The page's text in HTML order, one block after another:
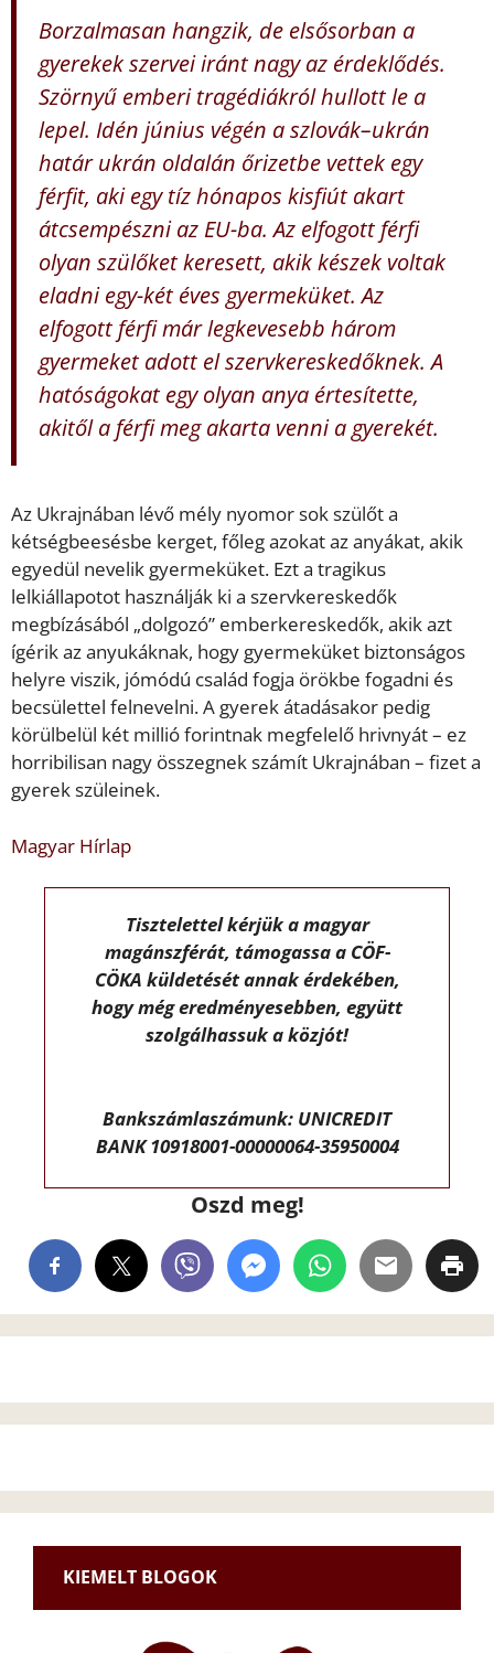
Borzalmasan hangzik, de elsősorban a
gyerekek szervei iránt nagy az érdeklődés.
Szörnyű emberi tragédiákról hullott le a
lepel. Idén június végén a szlovák–ukrán
határ ukrán oldalán őrizetbe vettek egy
férfit, aki egy tíz hónapos kisfiút akart
átcsempészni az EU-ba. Az elfogott férfi
olyan szülőket keresett, akik készek voltak
eladni egy-két éves gyermeküket. Az
elfogott férfi már legkevesebb három
gyermeket adott el szervkereskedőknek. A
hatóságokat egy olyan anya értesítette,
akitől a férfi meg akarta venni a gyerekét.
Az Ukrajnában lévő mély nyomor sok szülőt a
kétségbeesésbe kerget, főleg azokat az anyákat, akik
egyedül nevelik gyermeküket. Ezt a tragikus
lelkiállapotot használják ki a szervkereskedők
megbízásából „dolgozó” emberkereskedők, akik azt
ígérik az anyukáknak, hogy gyermeküket biztonságos
helyre viszik, jómódú család fogja örökbe fogadni és
becsülettel felnevelni. A gyerek átadásakor pedig
körülbelül két millió forintnak megfelelő hrivnyát – ez
horribilisan nagy összegnek számít Ukrajnában – fizet a
gyerek szüleinek.
Magyar Hírlap
Tisztelettel kérjük a magyar
magánszférát, támogassa a CÖF-
CÖKA küldetését annak érdekében,
hogy még eredményesebben, együtt
szolgálhassuk a közjót!
Bankszámlaszámunk: UNICREDIT
BANK 10918001-00000064-35950004
Oszd meg!
KIEMELT BLOGOK